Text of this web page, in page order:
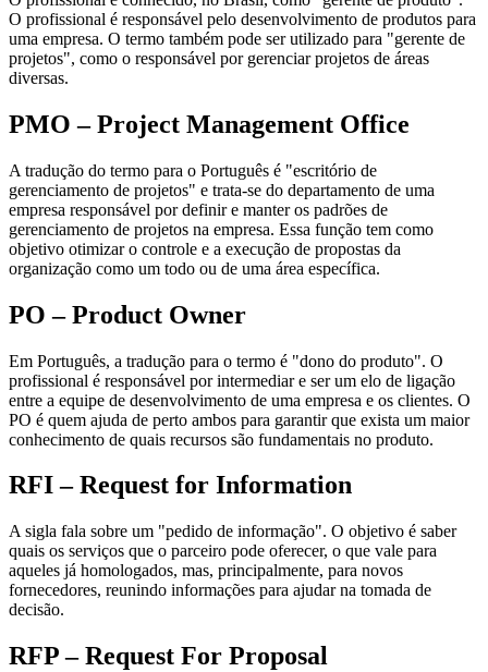
O profissional é responsável pelo desenvolvimento de produtos para
uma empresa. O termo também pode ser utilizado para "gerente de
projetos", como o responsável por gerenciar projetos de áreas
diversas.
PMO – Project Management Office
A tradução do termo para o Português é "escritório de
gerenciamento de projetos" e trata-se do departamento de uma
empresa responsável por definir e manter os padrões de
gerenciamento de projetos na empresa. Essa função tem como
objetivo otimizar o controle e a execução de propostas da
organização como um todo ou de uma área específica.
PO – Product Owner
Em Português, a tradução para o termo é "dono do produto". O
profissional é responsável por intermediar e ser um elo de ligação
entre a equipe de desenvolvimento de uma empresa e os clientes. O
PO é quem ajuda de perto ambos para garantir que exista um maior
conhecimento de quais recursos são fundamentais no produto.
RFI – Request for Information
A sigla fala sobre um "pedido de informação". O objetivo é saber
quais os serviços que o parceiro pode oferecer, o que vale para
aqueles já homologados, mas, principalmente, para novos
fornecedores, reunindo informações para ajudar na tomada de
decisão.
RFP – Request For Proposal